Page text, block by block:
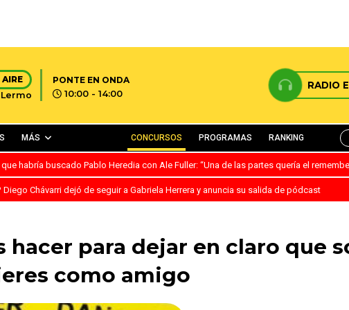
AIRE
Lermo
PONTE EN ONDA
10:00 - 14:00
RADIO
MÁS CONCURSOS PROGRAMAS RANKING
habría buscado Pablo Heredia con Ale Fuller: “Una de las partes quería el
Diego Chávarri dejó de seguir a Gabriela Herrera y anuncia su salida de pódcast
hacer para dejar en claro que
como amigo